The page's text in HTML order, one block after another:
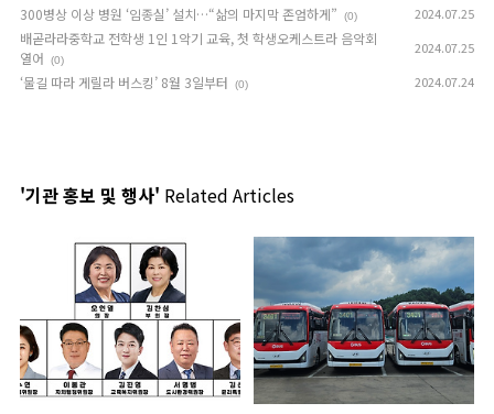
300병상 이상 병원 ‘임종실’ 설치…“삶의 마지막 존엄하게” (0) 2024.07.25
배곧라라중학교 전학생 1인 1악기 교육, 첫 학생오케스트라 음악회
열어
(0)
2024.07.25
‘물길 따라 게릴라 버스킹’ 8월 3일부터 (0) 2024.07.24
'기관 홍보 및 행사' Related Articles